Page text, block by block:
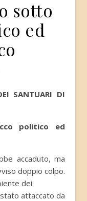
sotto
ed
politico ed
accaduto, ma
doppio colpo.
dei
attaccato da